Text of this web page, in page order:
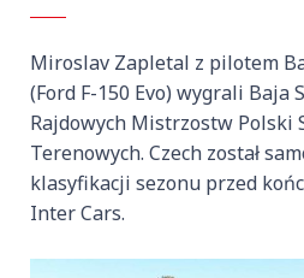
Miroslav Zapletal z pilotem
(Ford F-150 Evo) wygrali Baja
Rajdowych Mistrzostw Polski
Terenowych. Czech został
klasyfikacji sezonu przed
Inter Cars.